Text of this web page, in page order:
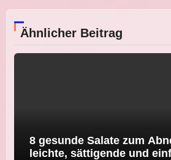
Ähnlicher Beitrag
8 gesunde Salate zum
leichte, sättigende und